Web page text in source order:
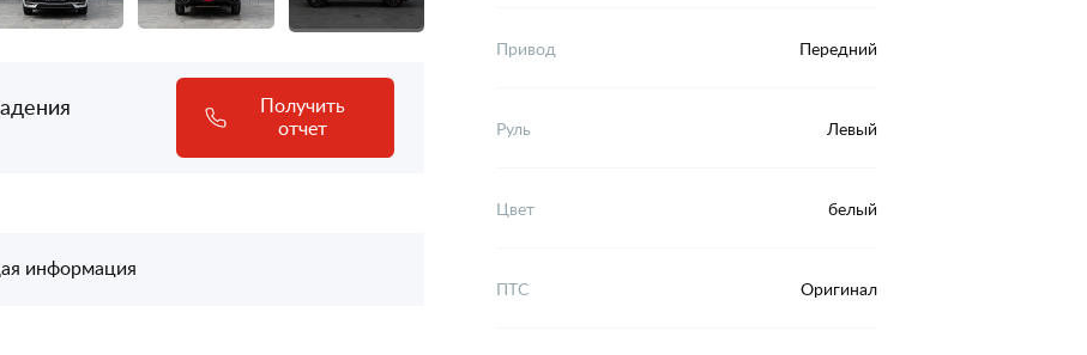
Получить
отчет
информация
Привод Передний
Руль Левый
Цвет белый
ПТС Оригинал